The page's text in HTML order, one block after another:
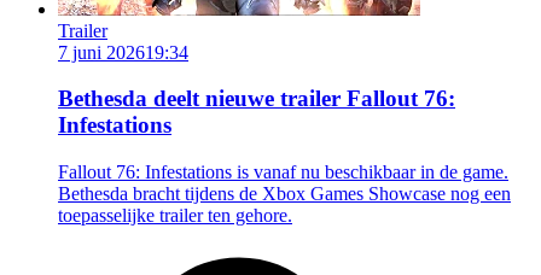
Trailer
7 juni 202619:34
Bethesda deelt nieuwe trailer Fallout 76:
Infestations
Fallout 76: Infestations is vanaf nu beschikbaar in de game.
Bethesda bracht tijdens de Xbox Games Showcase nog een
toepasselijke trailer ten gehore.